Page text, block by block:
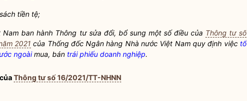
tiền tệ;
Nam ban hành Thông tư sửa đổi, bổ sung một số điều của Thông tư số
2021 của Thống đốc Ngân hàng Nhà nước Việt Nam quy định việc tổ
ngoàimua, bán trái phiếu doanh nghiệp.
Thông tư số 16/2021/TT-NHNN